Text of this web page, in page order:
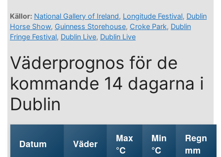
Källor: National Gallery of Ireland, Longitude Festival, Dublin
Horse Show, Guinness Storehouse, Croke Park, Dublin
Fringe Festival, Dublin Live, Dublin Live
Väderprognos för de
kommande 14 dagarna i
Dublin
Datum Väder
Max
°C
Min
°C
Regn
mm